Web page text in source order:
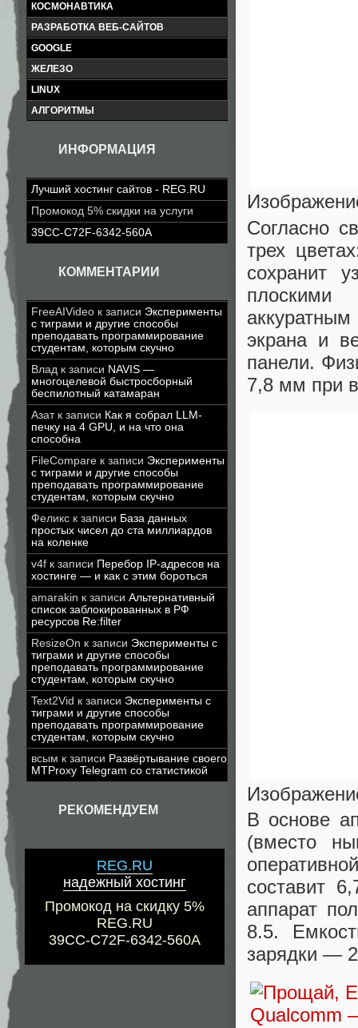
КОСМОНАВТИКА
РАЗРАБОТКА ВЕБ-САЙТОВ
GOOGLE
ЖЕЛЕЗО
LINUX
АЛГОРИТМЫ
ИНФОРМАЦИЯ
Лучший хостинг сайтов - REG.RU
Промокод 5% скидки на услуги
39CC-C72F-6342-560A
КОММЕНТАРИИ
FreeAIVideo к записи Эксперименты
с тиграми и другие способы
преподавать программирование
студентам, которым скучно
Влад к записи NAVIS —
многоцелевой быстросборный
беспилотный катамаран
Азатк записи Как я собрал LLM-
печку на 4 GPU, и на что она
способна
FileCompare к записи Эксперименты
с тиграми и другие способы
преподавать программирование
студентам, которым скучно
Феликс к записи База данных
простых чисел до ста миллиардов
на коленке
v4f к записи Перебор IP-адресов на
хостинге — и как с этим бороться
amarakin к записи Альтернативный
список заблокированных в РФ
ресурсов Re:filter
ResizeOn к записи Эксперименты с
тиграми и другие способы
преподавать программирование
студентам, которым скучно
Text2Vid к записи Эксперименты с
тиграми и другие способы
преподавать программирование
студентам, которым скучно
всым к записи Развёртывание своего
MTProxy Telegram со статистикой
РЕКОМЕНДУЕМ
REG.RU
надежный хостинг
Промокод на скидку 5%
REG.RU
39CC-C72F-6342-560A
Согласно
трех
сохранит
плоскими
экрана и
панели.
7,8 мм при
В основе
(вместо
составит
аппарат
8.5.
зарядки —